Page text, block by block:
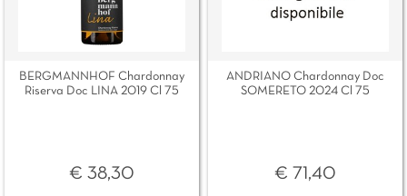
BERGMANNHOF Chardonnay
Riserva Doc LINA 2019 Cl 75
€ 38,30
ANDRIANO Chardonnay Doc
SOMERETO 2024 Cl 75
€ 71,40